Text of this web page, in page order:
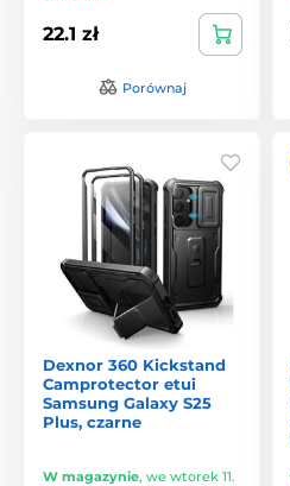
22.1 zł
Porównaj
Dexnor 360 Kickstand
Camprotector etui
Samsung Galaxy S25
Plus, czarne
W magazynie, we wtorek 11.